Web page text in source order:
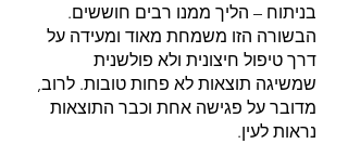
בניתוח – הליך ממנו רבים חוששים.
הבשורה הזו משמחת מאוד ומעידה על
דרך טיפול חיצונית ולא פולשנית
שמשיגה תוצאות לא פחות טובות. לרוב,
מדובר על פגישה אחת וכבר התוצאות
נראות לעין.